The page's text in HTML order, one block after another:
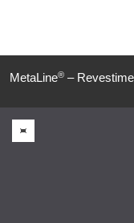
MetaLine® –